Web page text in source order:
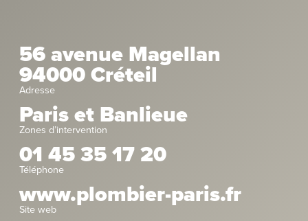
56 avenue Magellan
94000 Créteil
Adresse
Paris et Banlieue
Zones d’intervention
01 45 35 17 20
Téléphone
www.plombier-paris.fr
Site web